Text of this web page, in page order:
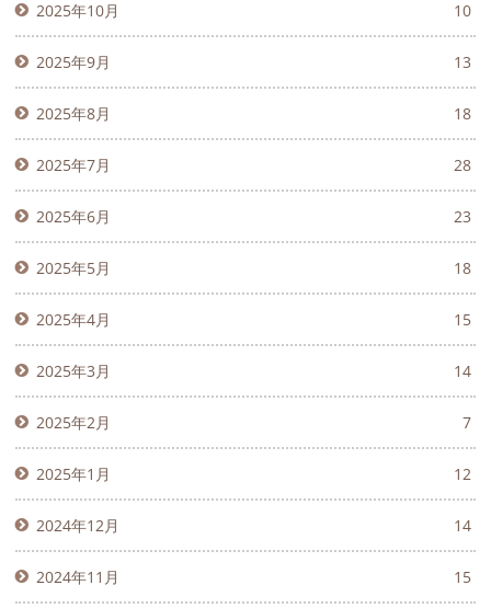
2025年10月 10
2025年9月 13
2025年8月 18
2025年7月 28
2025年6月 23
2025年5月 18
2025年4月 15
2025年3月 14
2025年2月 7
2025年1月 12
2024年12月 14
2024年11月 15